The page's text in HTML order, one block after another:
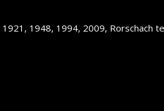
1921, 1948, 1994, 2009, Rorschach